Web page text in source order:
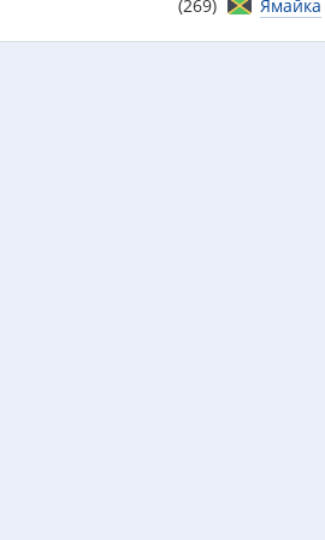
(269) Ямайка